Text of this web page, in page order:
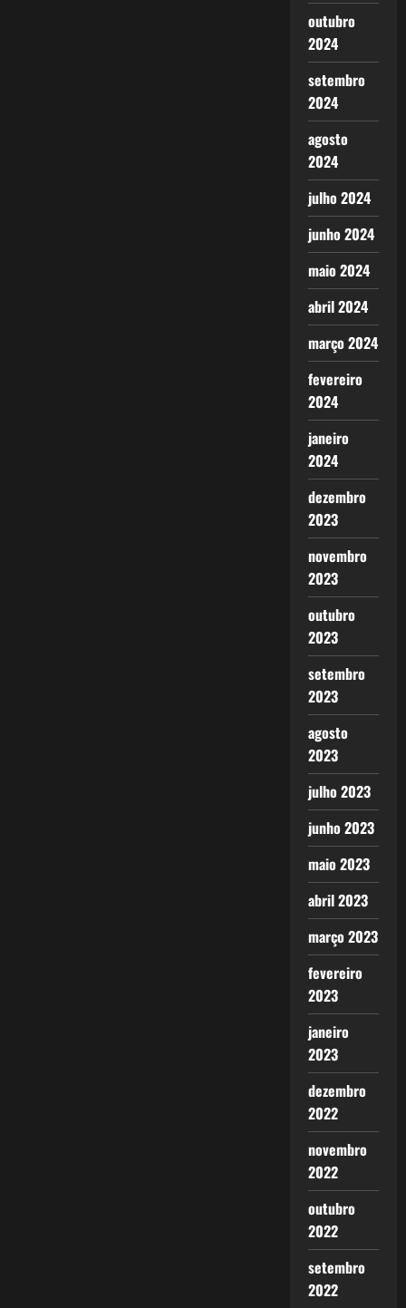
outubro
2024
setembro
2024
agosto
2024
julho 2024
junho 2024
maio 2024
abril 2024
março 2024
fevereiro
2024
janeiro
2024
dezembro
2023
novembro
2023
outubro
2023
setembro
2023
agosto
2023
julho 2023
junho 2023
maio 2023
abril 2023
março 2023
fevereiro
2023
janeiro
2023
dezembro
2022
novembro
2022
outubro
2022
setembro
2022